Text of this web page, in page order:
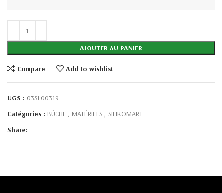
AJOUTER AU PANIER
Compare Add to wishlist
UGS : 03SL00319
Catégories : BÛCHE , MATÉRIELS , SILIKOMART
Share: